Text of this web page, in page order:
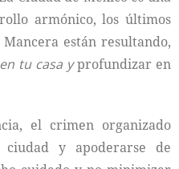
armónico, los últimos
están resultando,
tu casa yprofundizar en
el crimen organizado
y apoderarse de